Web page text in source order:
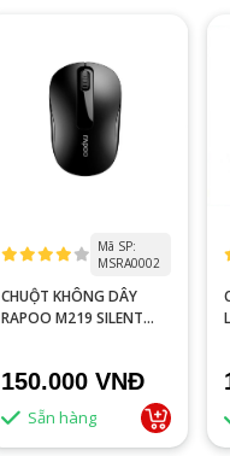
Mã SP:
MSRA0002
CHUỘT KHÔNG DÂY
RAPOO M219 SILENT
150.000 VNĐ
Sẵn hàng